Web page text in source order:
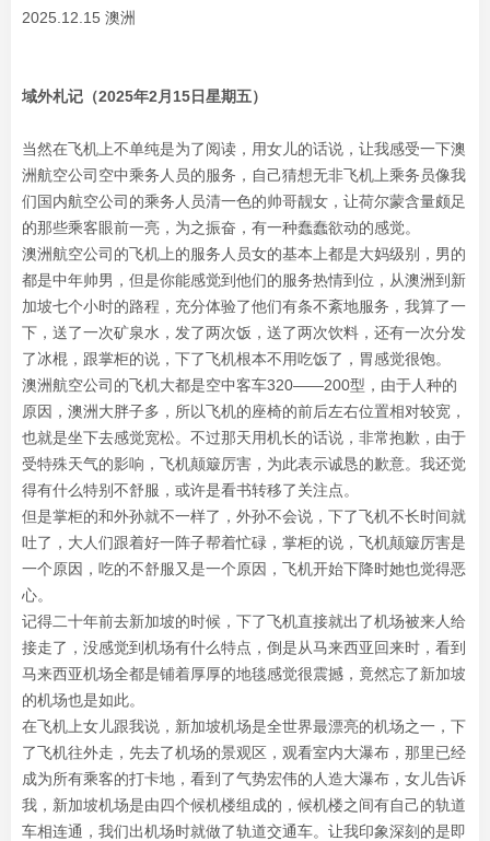
2025.12.15 澳洲
域外札记（2025年2月15日星期五）
当然在飞机上不单纯是为了阅读，用女儿的话说，让我感受一下澳
洲航空公司空中乘务人员的服务，自己猜想无非飞机上乘务员像我
们国内航空公司的乘务人员清一色的帅哥靓女，让荷尔蒙含量颇足
的那些乘客眼前一亮，为之振奋，有一种蠢蠢欲动的感觉。
澳洲航空公司的飞机上的服务人员女的基本上都是大妈级别，男的
都是中年帅男，但是你能感觉到他们的服务热情到位，从澳洲到新
加坡七个小时的路程，充分体验了他们有条不紊地服务，我算了一
下，送了一次矿泉水，发了两次饭，送了两次饮料，还有一次分发
了冰棍，跟掌柜的说，下了飞机根本不用吃饭了，胃感觉很饱。
澳洲航空公司的飞机大都是空中客车320——200型，由于人种的
原因，澳洲大胖子多，所以飞机的座椅的前后左右位置相对较宽，
也就是坐下去感觉宽松。不过那天用机长的话说，非常抱歉，由于
受特殊天气的影响，飞机颠簸厉害，为此表示诚恳的歉意。我还觉
得有什么特别不舒服，或许是看书转移了关注点。
但是掌柜的和外孙就不一样了，外孙不会说，下了飞机不长时间就
吐了，大人们跟着好一阵子帮着忙碌，掌柜的说，飞机颠簸厉害是
一个原因，吃的不舒服又是一个原因，飞机开始下降时她也觉得恶
心。
记得二十年前去新加坡的时候，下了飞机直接就出了机场被来人给
接走了，没感觉到机场有什么特点，倒是从马来西亚回来时，看到
马来西亚机场全都是铺着厚厚的地毯感觉很震撼，竟然忘了新加坡
的机场也是如此。
在飞机上女儿跟我说，新加坡机场是全世界最漂亮的机场之一，下
了飞机往外走，先去了机场的景观区，观看室内大瀑布，那里已经
成为所有乘客的打卡地，看到了气势宏伟的人造大瀑布，女儿告诉
我，新加坡机场是由四个候机楼组成的，候机楼之间有自己的轨道
车相连通，我们出机场时就做了轨道交通车。让我印象深刻的是即